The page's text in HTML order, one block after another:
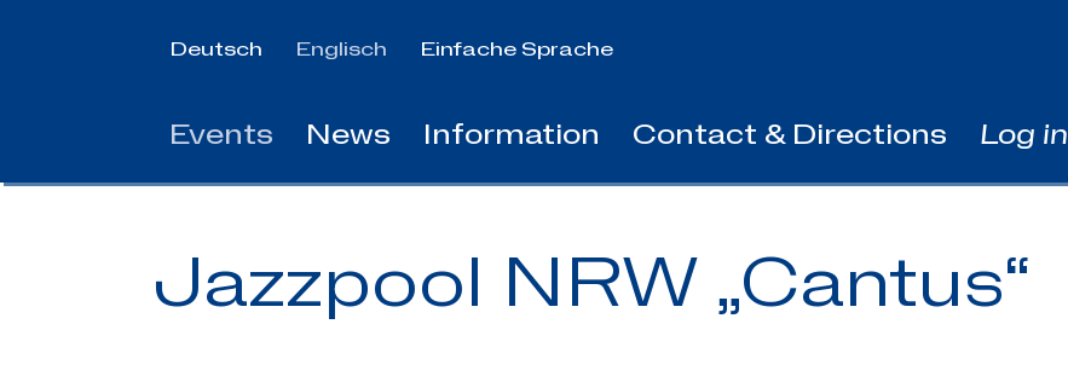
Deutsch Englisch Einfache Sprache
Events News Information Contact & Directions Log in
Jazzpool NRW „Cantus“